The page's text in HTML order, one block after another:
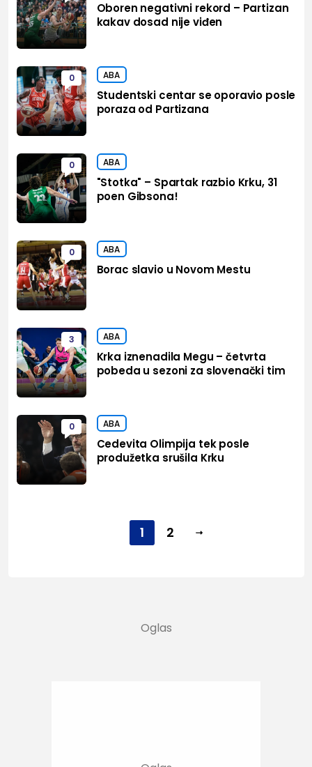
Oboren negativni rekord – Partizan
kakav dosad nije viđen
0 ABA
Studentski centar se oporavio posle
poraza od Partizana
0 ABA
"Stotka" – Spartak razbio Krku, 31
poen Gibsona!
0 ABA
Borac slavio u Novom Mestu
3 ABA
Krka iznenadila Megu – četvrta
pobeda u sezoni za slovenački tim
0 ABA
Cedevita Olimpija tek posle
produžetka srušila Krku
1 2